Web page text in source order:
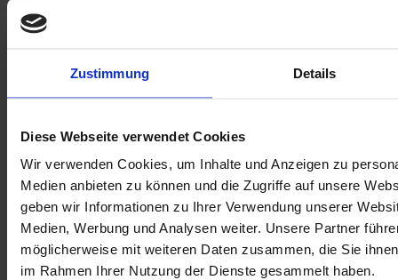
Zustimmung Details
Diese Webseite verwendet Cookies
Wir verwenden Cookies, um Inhalte und Anzeigen zu
Medien anbieten zu können und die Zugriffe auf unsere
geben wir Informationen zu Ihrer Verwendung unserer
Medien, Werbung und Analysen weiter. Unsere Partner
möglicherweise mit weiteren Daten zusammen, die Sie
im Rahmen Ihrer Nutzung der Dienste gesammelt haben.
HEIMSPIEL2020 - Stickertüte
Das Album in A5 zu 44 Seiten, s/w, ist in einer auf 444 Stk.
erhältlich.
Es enthält 95 extra große Sticker (Format 92 x 62 mm),
erhältlich in Sackerl à 10 Sticker zu EUR 2,90.
Kreative, Künstlerinnen, Fussballverrückte, Kunstliebhaberinnen,
Illustratoren und Fotografen haben sich diese Fragen gestellt und
uns ihre «Heimspiel»-Bilder geschickt – Entstanden ist so eine
einmalige Stickerkollektion. Kritisch, lustig, ernsthaft, traurig oder
optimistisch. Damit wir diesem Sommer auch ohne Fussball-EM